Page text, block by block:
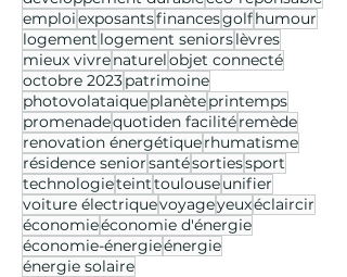
emploiexposantsfinancesgolfhumour
logement logement seniorslèvres
mieux vivrenaturelobjet connecté
octobre 2023patrimoine
photovolataiqueplanèteprintemps
promenadequotiden facilitéremède
renovation énergétiquerhumatisme
résidence seniorsantésortiessport
technologieteinttoulouseunifier
voiture électriquevoyageyeuxéclaircir
économieéconomie d'énergie
économie-énergieénergie
énergie solaire